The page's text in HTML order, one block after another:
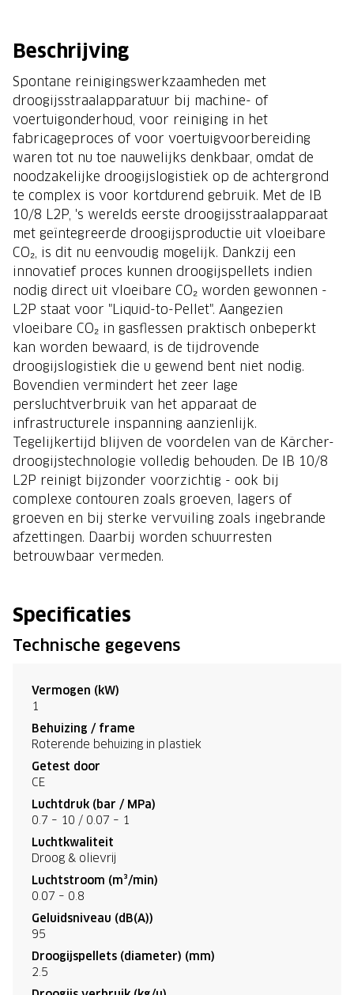
Beschrijving
Spontane reinigingswerkzaamheden met
droogijsstraalapparatuur bij machine- of
voertuigonderhoud, voor reiniging in het
fabricageproces of voor voertuigvoorbereiding
waren tot nu toe nauwelijks denkbaar, omdat de
noodzakelijke droogijslogistiek op de achtergrond
te complex is voor kortdurend gebruik. Met de IB
10/8 L2P, 's werelds eerste droogijsstraalapparaat
met geïntegreerde droogijsproductie uit vloeibare
CO₂, is dit nu eenvoudig mogelijk. Dankzij een
innovatief proces kunnen droogijspellets indien
nodig direct uit vloeibare CO₂ worden gewonnen -
L2P staat voor "Liquid-to-Pellet". Aangezien
vloeibare CO₂ in gasflessen praktisch onbeperkt
kan worden bewaard, is de tijdrovende
droogijslogistiek die u gewend bent niet nodig.
Bovendien vermindert het zeer lage
persluchtverbruik van het apparaat de
infrastructurele inspanning aanzienlijk.
Tegelijkertijd blijven de voordelen van de Kärcher-
droogijstechnologie volledig behouden. De IB 10/8
L2P reinigt bijzonder voorzichtig - ook bij
complexe contouren zoals groeven, lagers of
groeven en bij sterke vervuiling zoals ingebrande
afzettingen. Daarbij worden schuurresten
betrouwbaar vermeden.
Specificaties
Technische gegevens
Vermogen (kW)
1
Behuizing / frame
Roterende behuizing in plastiek
Getest door
CE
Luchtdruk (bar / MPa)
0.7 – 10 / 0.07 – 1
Luchtkwaliteit
Droog & olievrij
Luchtstroom (m³/min)
0.07 – 0.8
Geluidsniveau (dB(A))
95
Droogijspellets (diameter) (mm)
2.5